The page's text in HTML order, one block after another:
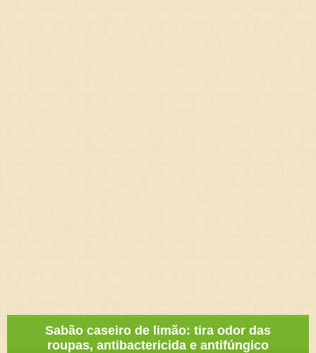
Sabão caseiro de limão: tira odor das
roupas, antibactericida e antifúngico